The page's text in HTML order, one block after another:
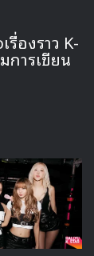
Coachella
และ Hyde
การแสดง
องราว K-
การเขียน